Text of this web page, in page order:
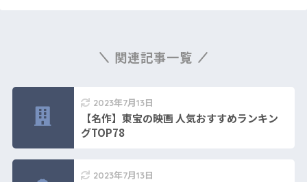
関連記事一覧
2023年7月13日
【名作】東宝の映画 人気おすすめランキン
グTOP78
2023年7月13日